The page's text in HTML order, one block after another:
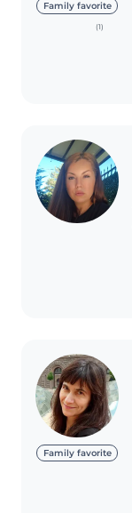
Family favorite
(1)
Family favorite